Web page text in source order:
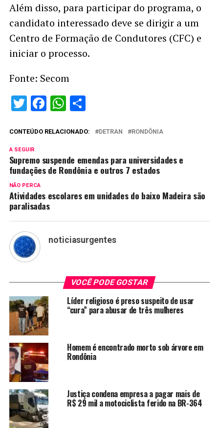
Além disso, para participar do programa, o
candidato interessado deve se dirigir a um
Centro de Formação de Condutores (CFC) e
iniciar o processo.
Fonte: Secom
Twitter
Facebook
WhatsApp
Share
CONTEÚDO RELACIONADO: DETRAN RONDÔNIA
A SEGUIR
Supremo suspende emendas para universidades e
fundações de Rondônia e outros 7 estados
NÃO PERCA
Atividades escolares em unidades do baixo Madeira são
paralisadas
noticiasurgentes
VOCÊ PODE GOSTAR
Líder religioso é preso suspeito de usar
“cura” para abusar de três mulheres
Homem é encontrado morto sob árvore em
Rondônia
Justiça condena empresa a pagar mais de
R$ 29 mil a motociclista ferido na BR-364